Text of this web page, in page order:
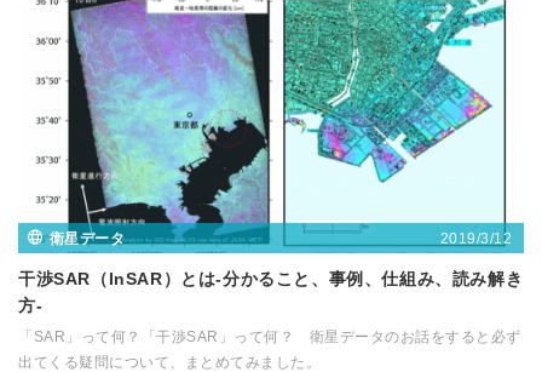
衛星データ 2019/3/12
干渉SAR（InSAR）とは-分かること、事例、仕組み、読み解き
方-
「SAR」って何？「干渉SAR」って何？ 衛星データのお話をすると必ず
出てくる疑問について、まとめてみました。